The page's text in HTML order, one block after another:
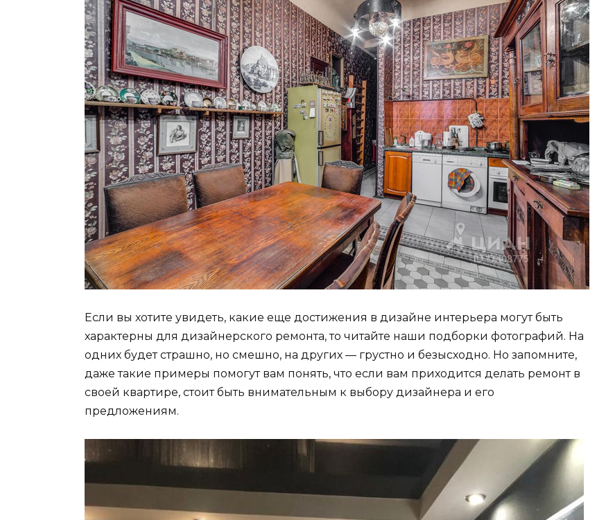
Если вы хотите увидеть, какие еще достижения в дизайне интерьера могут быть
характерны для дизайнерского ремонта, то читайте наши подборки фотографий. На
одних будет страшно, но смешно, на других — грустно и безысходно. Но запомните,
даже такие примеры помогут вам понять, что если вам приходится делать ремонт в
своей квартире, стоит быть внимательным к выбору дизайнера и его
предложениям.